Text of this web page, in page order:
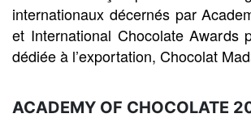
internationaux décernés par
et International Chocolate Awards
dédiée à l’exportation, Chocolat
ACADEMY OF CHOCOLATE